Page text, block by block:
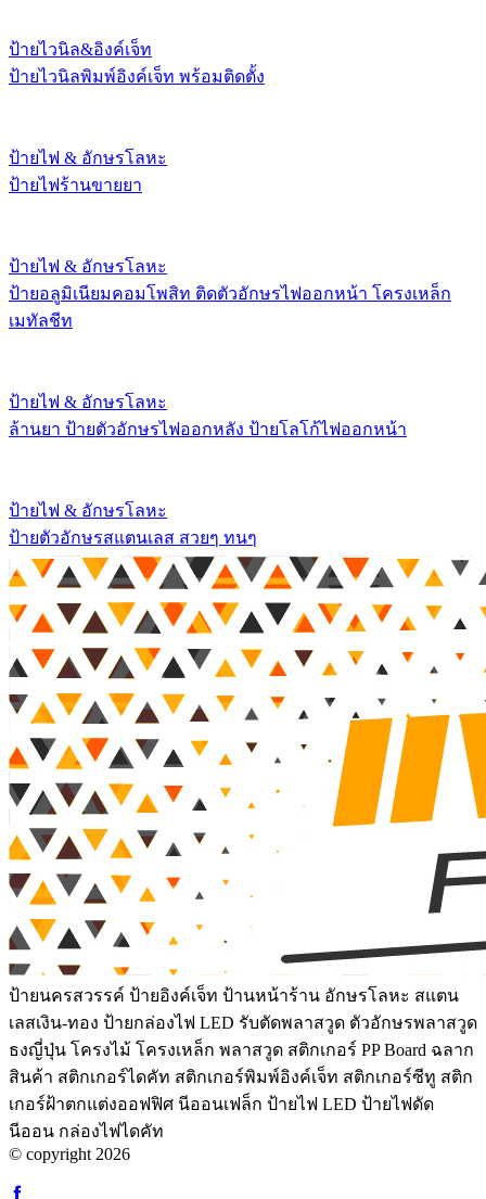
ป้ายไวนิล&อิงค์เจ็ท
ป้ายไวนิลพิมพ์อิงค์เจ็ท พร้อมติดตั้ง
ป้ายไฟ & อักษรโลหะ
ป้ายไฟร้านขายยา
ป้ายไฟ & อักษรโลหะ
ป้ายอลูมิเนียมคอมโพสิท ติดตัวอักษรไฟออกหน้า โครงเหล็ก
เมทัลชีท
ป้ายไฟ & อักษรโลหะ
ล้านยา ป้ายตัวอักษรไฟออกหลัง ป้ายโลโก้ไฟออกหน้า
ป้ายไฟ & อักษรโลหะ
ป้ายตัวอักษรสแตนเลส สวยๆ ทนๆ
ป้ายนครสวรรค์ ป้ายอิงค์เจ็ท ป้านหน้าร้าน อักษรโลหะ สแตน
เลสเงิน-ทอง ป้ายกล่องไฟ LED รับตัดพลาสวูด ตัวอักษรพลาสวูด
ธงญี่ปุ่น โครงไม้ โครงเหล็ก พลาสวูด สติกเกอร์ PP Board ฉลาก
สินค้า สติกเกอร์ไดคัท สติกเกอร์พิมพ์อิงค์เจ็ท สติกเกอร์ซีทู สติก
เกอร์ฝ้าตกแต่งออฟฟิศ นีออนเฟล็ก ป้ายไฟ LED ป้ายไฟดัด
นีออน กล่องไฟไดคัท
© copyright 2026